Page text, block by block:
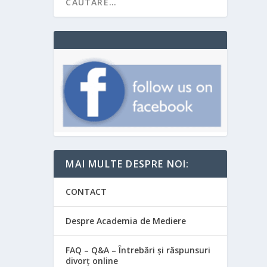
MAI MULTE DESPRE NOI:
CONTACT
Despre Academia de Mediere
FAQ – Q&A – Întrebări și răspunsuri
divorț online